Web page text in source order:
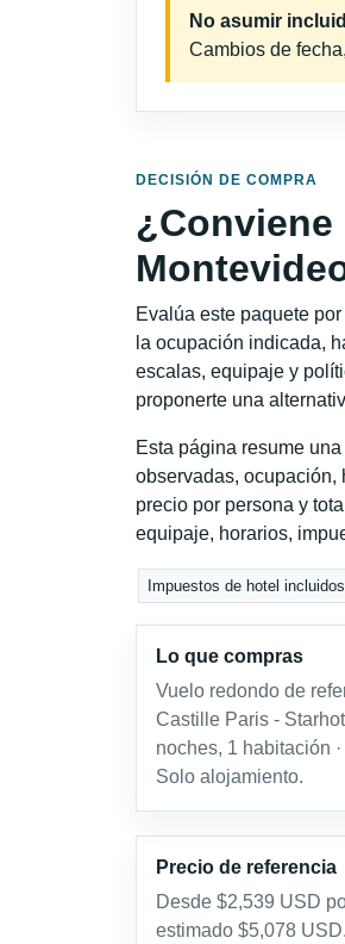
No asumir
Cambios de
DECISIÓN DE COMPRA
Evalúa este paquete
la ocupación indicada,
escalas, equipaje y
proponerte una
Esta página resume
observadas, ocupación,
precio por persona y
equipaje, horarios,
Impuestos de hotel
Lo que compras
Vuelo redondo de
Castille Paris -
noches, 1 habitación
Solo alojamiento.
Precio de referencia
Desde $2,539 USD
estimado $5,078 USD.